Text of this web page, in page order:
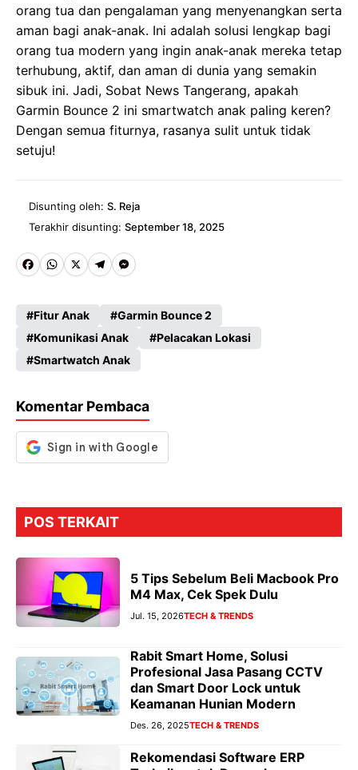
orang tua dan pengalaman yang menyenangkan serta
aman bagi anak-anak. Ini adalah solusi lengkap bagi
orang tua modern yang ingin anak-anak mereka tetap
terhubung, aktif, dan aman di dunia yang semakin
sibuk ini. Jadi, Sobat News Tangerang, apakah
Garmin Bounce 2 ini smartwatch anak paling keren?
Dengan semua fiturnya, rasanya sulit untuk tidak
setuju!
Disunting oleh: S. Reja
Terakhir disunting: September 18, 2025
Fa
b
o
o
k
W
ts
A
p
X
Te
gr
a
m
M
se
n
g
er
Fitur Anak
Garmin Bounce 2
Komunikasi Anak
Pelacakan Lokasi
Smartwatch Anak
Komentar Pembaca
POS TERKAIT
5 Tips Sebelum Beli Macbook Pro
M4 Max, Cek Spek Dulu
Jul. 15, 2026TECH & TRENDS
Rabit Smart Home, Solusi
Profesional Jasa Pasang CCTV
dan Smart Door Lock untuk
Keamanan Hunian Modern
Des. 26, 2025TECH & TRENDS
Rekomendasi Software ERP